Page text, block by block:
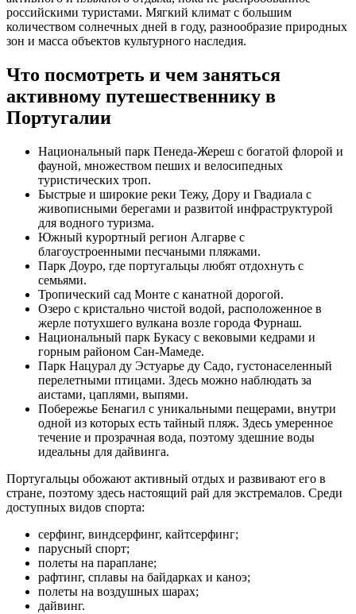
российскими туристами. Мягкий климат с большим
количеством солнечных дней в году, разнообразие природных
зон и масса объектов культурного наследия.
Что посмотреть и чем заняться
активному путешественнику в
Португалии
Национальный парк Пенеда-Жереш с богатой флорой и
фауной, множеством пеших и велосипедных
туристических троп.
Быстрые и широкие реки Тежу, Дору и Гвадиала с
живописными берегами и развитой инфраструктурой
для водного туризма.
Южный курортный регион Алгарве с
благоустроенными песчаными пляжами.
Парк Доуро, где португальцы любят отдохнуть с
семьями.
Тропический сад Монте с канатной дорогой.
Озеро с кристально чистой водой, расположенное в
жерле потухшего вулкана возле города Фурнаш.
Национальный парк Букасу с вековыми кедрами и
горным районом Сан-Мамеде.
Парк Нацурал ду Эстуарье ду Садо, густонаселенный
перелетными птицами. Здесь можно наблюдать за
аистами, цаплями, выпями.
Побережье Бенагил с уникальными пещерами, внутри
одной из которых есть тайный пляж. Здесь умеренное
течение и прозрачная вода, поэтому здешние воды
идеальны для дайвинга.
Португальцы обожают активный отдых и развивают его в
стране, поэтому здесь настоящий рай для экстремалов. Среди
доступных видов спорта:
серфинг, виндсерфинг, кайтсерфинг;
парусный спорт;
полеты на параплане;
рафтинг, сплавы на байдарках и каноэ;
полеты на воздушных шарах;
дайвинг.